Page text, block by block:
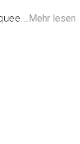
Mehr lesen